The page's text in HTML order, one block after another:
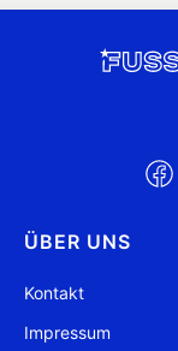
ÜBER UNS
Kontakt
Impressum